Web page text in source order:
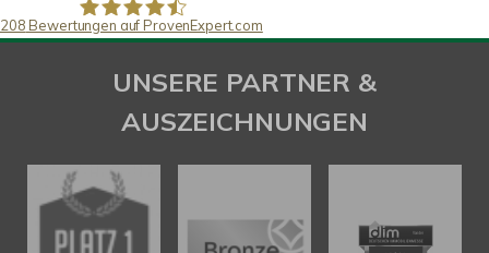
SAW Immobilien
208 Bewertungen auf ProvenExpert.com
UNSERE PARTNER &
AUSZEICHNUNGEN